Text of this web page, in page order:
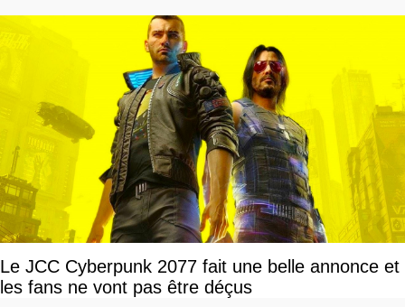
Le JCC Cyberpunk 2077 fait une belle annonce et
les fans ne vont pas être déçus